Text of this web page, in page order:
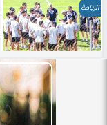
الرياضة